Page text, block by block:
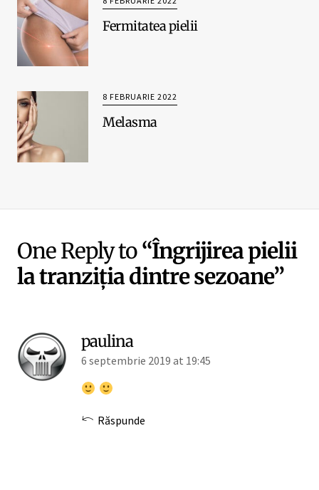
Fermitatea pielii
8 FEBRUARIE 2022
Melasma
One Reply to“Îngrijirea pielii
la tranziția dintre sezoane”
paulina
6 septembrie 2019 at 19:45
Răspunde